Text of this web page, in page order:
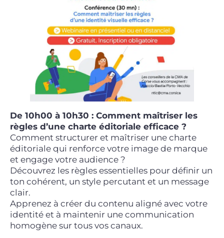
De 10h00 à 10h30 : Comment maîtriser les
règles d’une charte éditoriale efficace ?
Comment structurer et maîtriser une charte
éditoriale qui renforce votre image de marque
et engage votre audience ?
Découvrez les règles essentielles pour définir un
ton cohérent, un style percutant et un message
clair.
Apprenez à créer du contenu aligné avec votre
identité et à maintenir une communication
homogène sur tous vos canaux.